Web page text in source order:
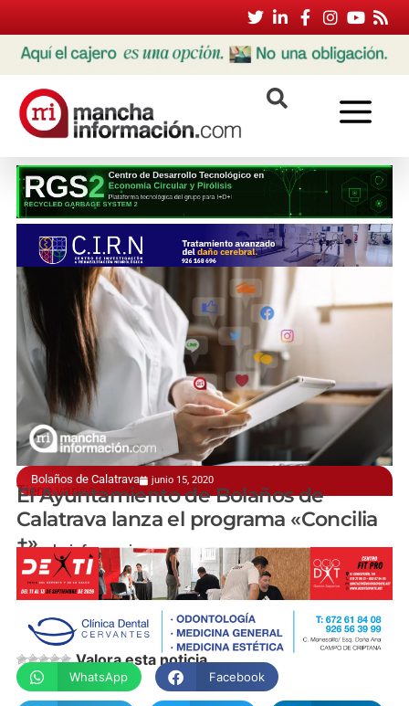
Bolaños de Calatrava junio 15, 2020
Tiene varios ejes de actuación
El Ayuntamiento de Bolaños de
Calatrava lanza el programa «Concilia
+»
manchainformacion.com
Valora esta noticia
WhatsApp Facebook